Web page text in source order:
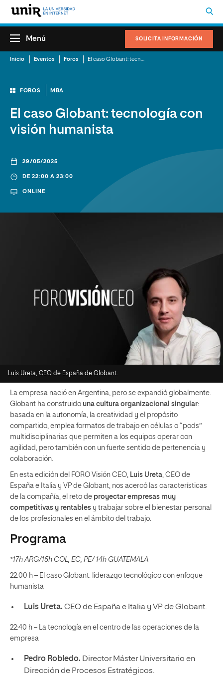
SOLICITA INFORMACIÓN
Menú
Inicio Eventos Foros
FOROS MBA
El caso Globant: tecnología con
visión humanista
29/05/2025
DE 22:00 A 23:00
ONLINE
Luis Ureta, CEO de España de Globant.
La empresa nació en Argentina, pero se expandió globalmente.
Globant ha construido una cultura organizacional singular:
basada en la autonomía, la creatividad y el propósito
compartido, emplea formatos de trabajo en células o “pods”
multidisciplinarias que permiten a los equipos operar con
agilidad, pero también con un fuerte sentido de pertenencia y
colaboración.
En esta edición del FORO Visión CEO, Luis Ureta, CEO de
España e Italia y VP de Globant, nos acercó las características
de la compañía, el reto de proyectar empresas muy
competitivas y rentables y trabajar sobre el bienestar personal
de los profesionales en el ámbito del trabajo.
Programa
*17h ARG/15h COL, EC, PE/ 14h GUATEMALA
22:00 h – El caso Globant: liderazgo tecnológico con enfoque
humanista
Luis Ureta. CEO de España e Italia y VP de Globant.
22:40 h – La tecnología en el centro de las operaciones de la
empresa
Pedro Robledo. Director Máster Universitario en
Dirección de Procesos Estratégicos.